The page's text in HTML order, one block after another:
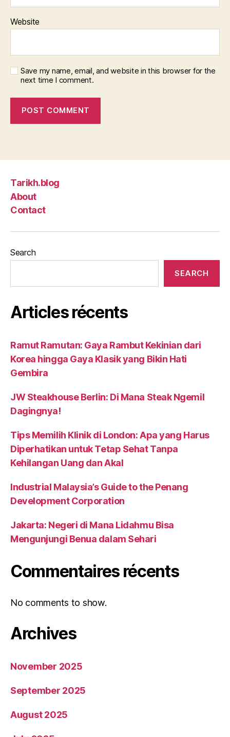
Website
Save my name, email, and website in this browser for the
next time I comment.
Tarikh.blog
About
Contact
Search
SEARCH
Articles récents
Ramut Ramutan: Gaya Rambut Kekinian dari
Korea hingga Gaya Klasik yang Bikin Hati
Gembira
JW Steakhouse Berlin: Di Mana Steak Ngemil
Dagingnya!
Tips Memilih Klinik di London: Apa yang Harus
Diperhatikan untuk Tetap Sehat Tanpa
Kehilangan Uang dan Akal
Industrial Malaysia’s Guide to the Penang
Development Corporation
Jakarta: Negeri di Mana Lidahmu Bisa
Mengunjungi Benua dalam Sehari
Commentaires récents
No comments to show.
Archives
November 2025
September 2025
August 2025